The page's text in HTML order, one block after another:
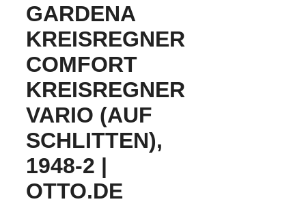
GARDENA
KREISREGNER
COMFORT
KREISREGNER
VARIO (AUF
SCHLITTEN),
1948-2 |
OTTO.DE